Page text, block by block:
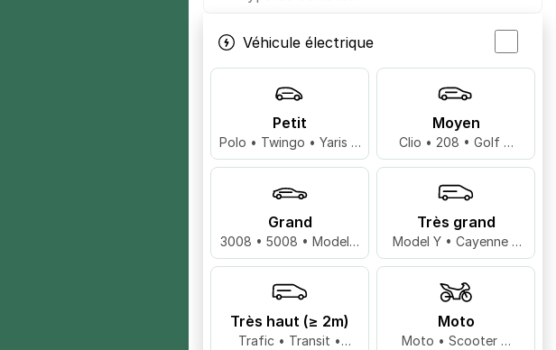
Véhicule électrique
Petit
Polo • Twingo • Yaris …
Moyen
Clio • 208 • Golf …
Grand
3008 • 5008 • Model 3
…
Très grand
Model Y • Cayenne •
X5 …
Très haut (≥ 2m)
Trafic • Transit •
Moto
Moto • Scooter …